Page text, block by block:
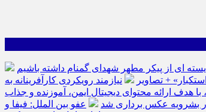
ای از پیکر مطهر شهدای گمنام داشته باشیم
نیازمند رویکردی کارآفرینانه به
ارائه محتوای دیجیتال ایمن، آموزنده و جذاب
در بشرویه عکس برداری شد
عفو بین الملل: فیفا و